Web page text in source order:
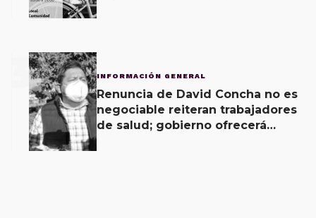
3 INFORMACIÓN GENERAL
Renuncia de David Concha no es
negociable reiteran trabajadores
de salud; gobierno ofrecerá